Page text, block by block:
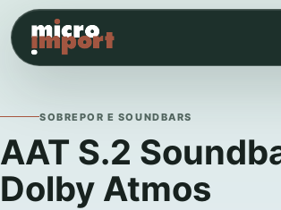
SOBREPOR E SOUNDBARS
AAT S.2
Dolby Atmos